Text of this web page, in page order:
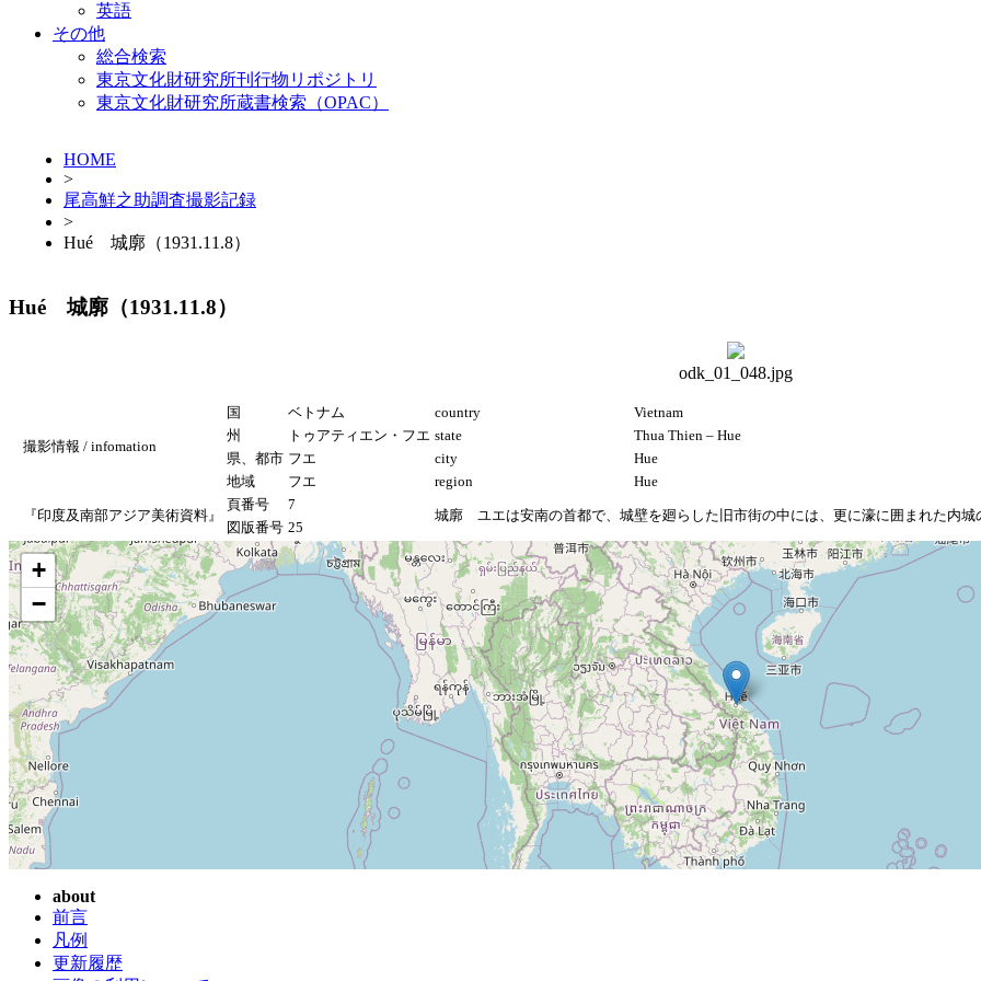
英語
その他
総合検索
東京文化財研究所刊行物リポジトリ
東京文化財研究所蔵書検索（OPAC）
HOME
>
尾高鮮之助調査撮影記録
>
Hué 城廓（1931.11.8）
Hué 城廓（1931.11.8）
odk_01_048.jpg
撮影情報 / infomation
国 ベトナム country Vietnam
州
トゥアティエン・フエ state Thua Thien – Hue
県、都市 フエ city Hue
地域
フエ region Hue
『印度及南部アジア美術資料』
頁番号 7
城廓 ユエは安南の首都で、城壁を廻らした旧市街の中には、更に濠に囲まれた内城
図版番号 25
+
−
about
前言
凡例
更新履歴